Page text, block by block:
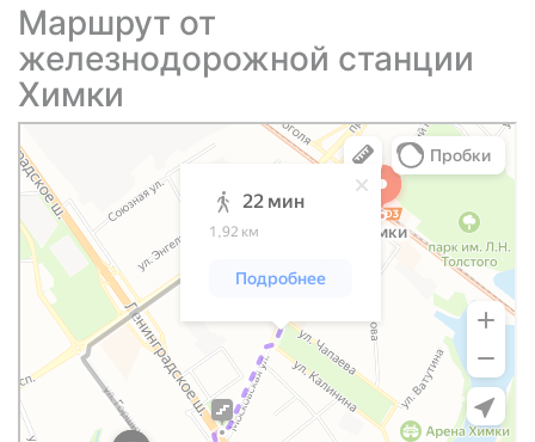
Маршрут от
железнодорожной станции
Химки
Куркинское шоссе: как доехать на автомобиле, общественным
транспортом или пешком – Яндекс Карты